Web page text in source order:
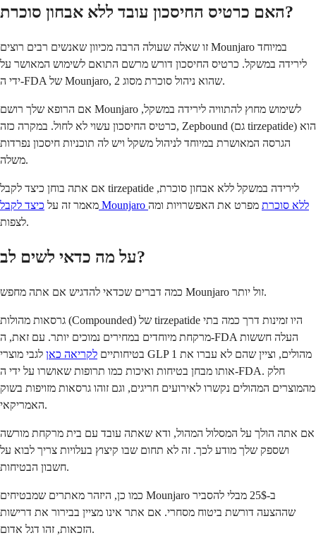
האם כרטיס החיסכון עובד ללא אבחון סוכרת?
זו שאלה שעולה הרבה מכיוון שאנשים רבים רוצים Mounjaro במיוחד
לירידה במשקל. כרטיס החיסכון דורש מרשם התואם לשימוש המאושר על
ידי ה-FDA של Mounjaro, שהוא ניהול סוכרת מסוג 2.
אם הרופא שלך רושם Mounjaro לשימוש מחוץ להתוויה לירידה במשקל,
כרטיס החיסכון עשוי לא לחול. במקרה כזה, Zepbound (גם tirzepatide) הוא
הגרסה המאושרת במיוחד לניהול משקל ויש לה תוכניות חיסכון נפרדות
משלה.
אם אתה בוחן כיצד לקבל tirzepatide לירידה במשקל ללא אבחון סוכרת,
מאמר זה על
כיצד לקבל Mounjaro ללא סוכרת מפרט את האפשרויות ומה
לצפות.
על מה כדאי לשים לב?
כמה דברים שכדאי להדגיש אם אתה מחפש Mounjaro זול יותר.
גרסאות מהולות (Compounded) של tirzepatide היו זמינות דרך כמה בתי
מרקחת מיוחדים במחירים נמוכים יותר. עם זאת, ה-FDA העלה חששות
בטיחותיים לקריאה כאן לגבי מוצרי GLP 1 מהולים, וציין שהם לא עברו את
אותו מבחן בטיחות ואיכות כמו תרופות שאושרו על ידי ה-FDA. חלק
מהמוצרים המהולים נקשרו לאירועים חריגים, וגם זוהו גרסאות מזויפות בשוק
האמריקאי.
אם אתה הולך על המסלול המהול, ודא שאתה עובד עם בית מרקחת מורשה
ושספק שלך מודע לכך. זה לא תחום שבו קיצוץ בעלויות צריך לבוא על
חשבון הבטיחות.
כמו כן, היזהר מאתרים שמבטיחים Mounjaro ב-25$ מבלי להסביר
שההצעה דורשת ביטוח מסחרי. אם אתר אינו מציין בבירור את דרישות
הזכאות, זהו דגל אדום.